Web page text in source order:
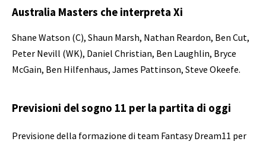
Australia Masters che interpreta Xi
Shane Watson (C), Shaun Marsh, Nathan Reardon, Ben Cut,
Peter Nevill (WK), Daniel Christian, Ben Laughlin, Bryce
McGain, Ben Hilfenhaus, James Pattinson, Steve Okeefe.
Previsioni del sogno 11 per la partita di oggi
Previsione della formazione di team Fantasy Dream11 per